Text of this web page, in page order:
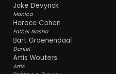
Joke Devynck
Monica
Horace Cohen
Father Nasha
Bart Groenendaal
Daniel
Artis Wouters
Artis